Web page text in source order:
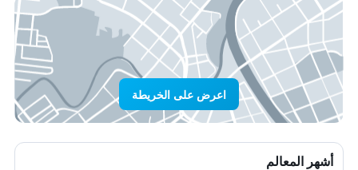
اعرض على الخريطة
أشهر المعالم